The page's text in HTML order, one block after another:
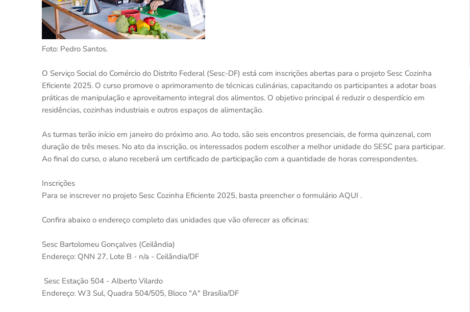
Foto: Pedro Santos.
O Serviço Social do Comércio do Distrito Federal (Sesc-DF) está com inscrições abertas para o projeto Sesc Cozinha
Eficiente 2025. O curso promove o aprimoramento de técnicas culinárias, capacitando os participantes a adotar boas
práticas de manipulação e aproveitamento integral dos alimentos. O objetivo principal é reduzir o desperdício em
residências, cozinhas industriais e outros espaços de alimentação.
As turmas terão início em janeiro do próximo ano. Ao todo, são seis encontros presenciais, de forma quinzenal, com
duração de três meses. No ato da inscrição, os interessados podem escolher a melhor unidade do SESC para participar.
Ao final do curso, o aluno receberá um certificado de participação com a quantidade de horas correspondentes.
Inscrições
Para se inscrever no projeto Sesc Cozinha Eficiente 2025, basta preencher o formulário AQUI .
Confira abaixo o endereço completo das unidades que vão oferecer as oficinas:
Sesc Bartolomeu Gonçalves (Ceilândia)
Endereço: QNN 27, Lote B - n/a - Ceilândia/DF
Sesc Estação 504 - Alberto Vilardo
Endereço: W3 Sul, Quadra 504/505, Bloco "A" Brasília/DF